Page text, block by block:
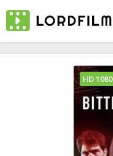
HD 1080